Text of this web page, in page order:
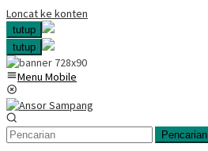
Loncat ke konten
tutup
tutup
Menu Mobile
Pencarian